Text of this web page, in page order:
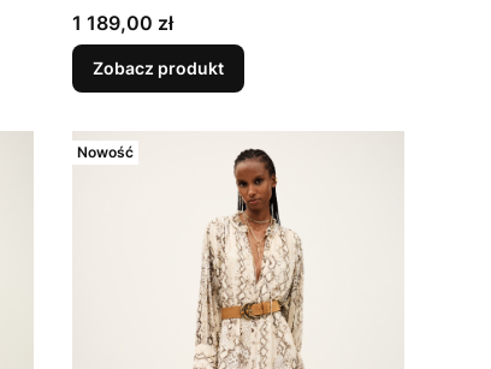
Cena
1 189,00 zł
Zobacz produkt
Nowość